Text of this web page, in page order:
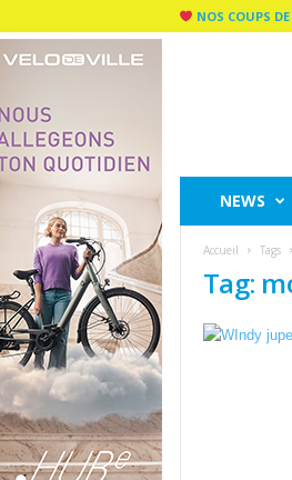
NOS COUPS
NEWS
Accueil Tags
Tag: